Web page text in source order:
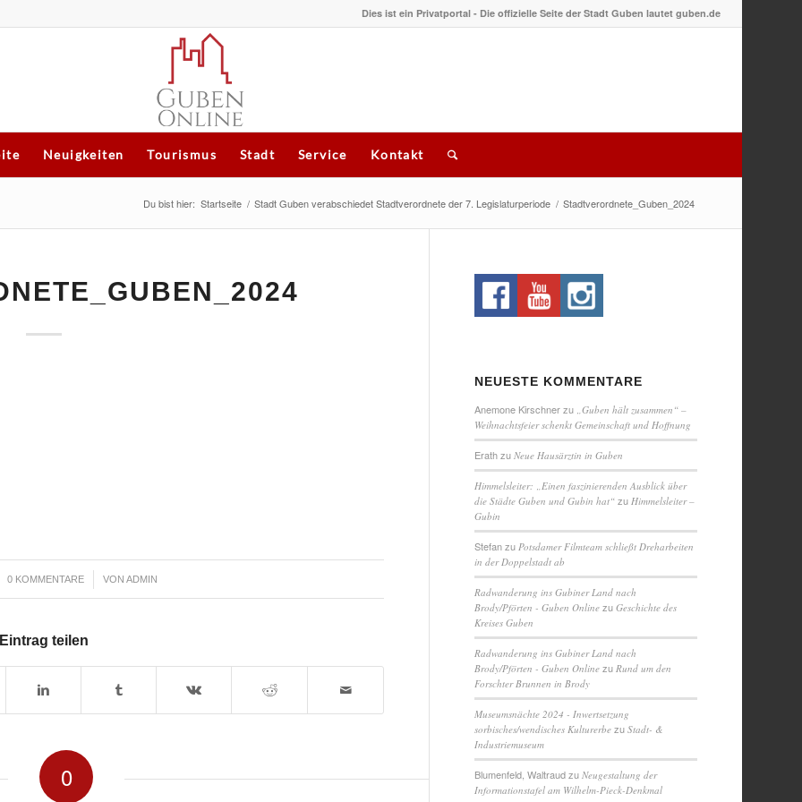
Dies ist ein Privatportal - Die offizielle Seite der Stadt Guben lautet guben.de
Neuigkeiten Tourismus Stadt Service Kontakt
Du bist hier: Startseite / Stadt Guben verabschiedet Stadtverordnete der 7. Legislaturperiode / Stadtverordnete_Guben_2024
0 KOMMENTARE
/ VON ADMIN
Eintrag teilen
0
NEUESTE KOMMENTARE
Anemone Kirschnerzu „Guben hält zusammen“ –
Weihnachtsfeier schenkt Gemeinschaft und Hoffnung
ErathzuNeue Hausärztin in Guben
Himmelsleiter: „Einen faszinierenden Ausblick über
die Städte Guben und Gubin hat“ zu Himmelsleiter –
Gubin
Stefanzu Potsdamer Filmteam schließt Dreharbeiten
in der Doppelstadt ab
Radwanderung ins Gubiner Land nach
Brody/Pförten - Guben Online zuGeschichte des
Kreises Guben
Radwanderung ins Gubiner Land nach
Brody/Pförten - Guben Online zu Rund um den
Forschter Brunnen in Brody
Museumsnächte 2024 - Inwertsetzung
sorbisches/wendisches Kulturerbe zuStadt- &
Industriemuseum
Blumenfeld, WaltraudzuNeugestaltung der
Informationstafel am Wilhelm-Pieck-Denkmal